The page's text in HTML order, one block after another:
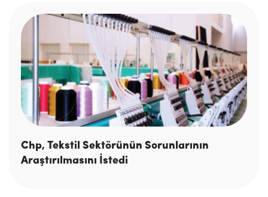
Chp, Tekstil Sektörünün Sorunlarının
Araştırılmasını İstedi